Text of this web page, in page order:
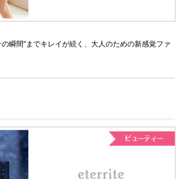
瞬間"までキレイが続く、大人のための新感覚ファ